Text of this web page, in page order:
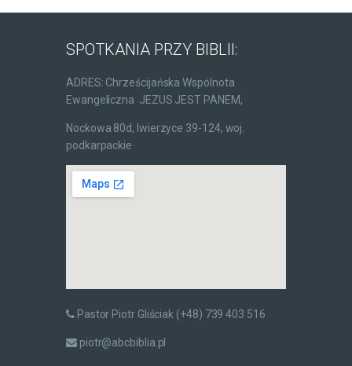
SPOTKANIA PRZY BIBLII:
ADRES: Chrześcijańska Wspólnota
Ewangeliczna JEZUS JEST PANEM,
Nockowa 80d, Iwierzyce 39-124, woj.
podkarpackie
Pastor Piotr Gliściak (+48) 739 403 516
piotr@abcbiblia.pl